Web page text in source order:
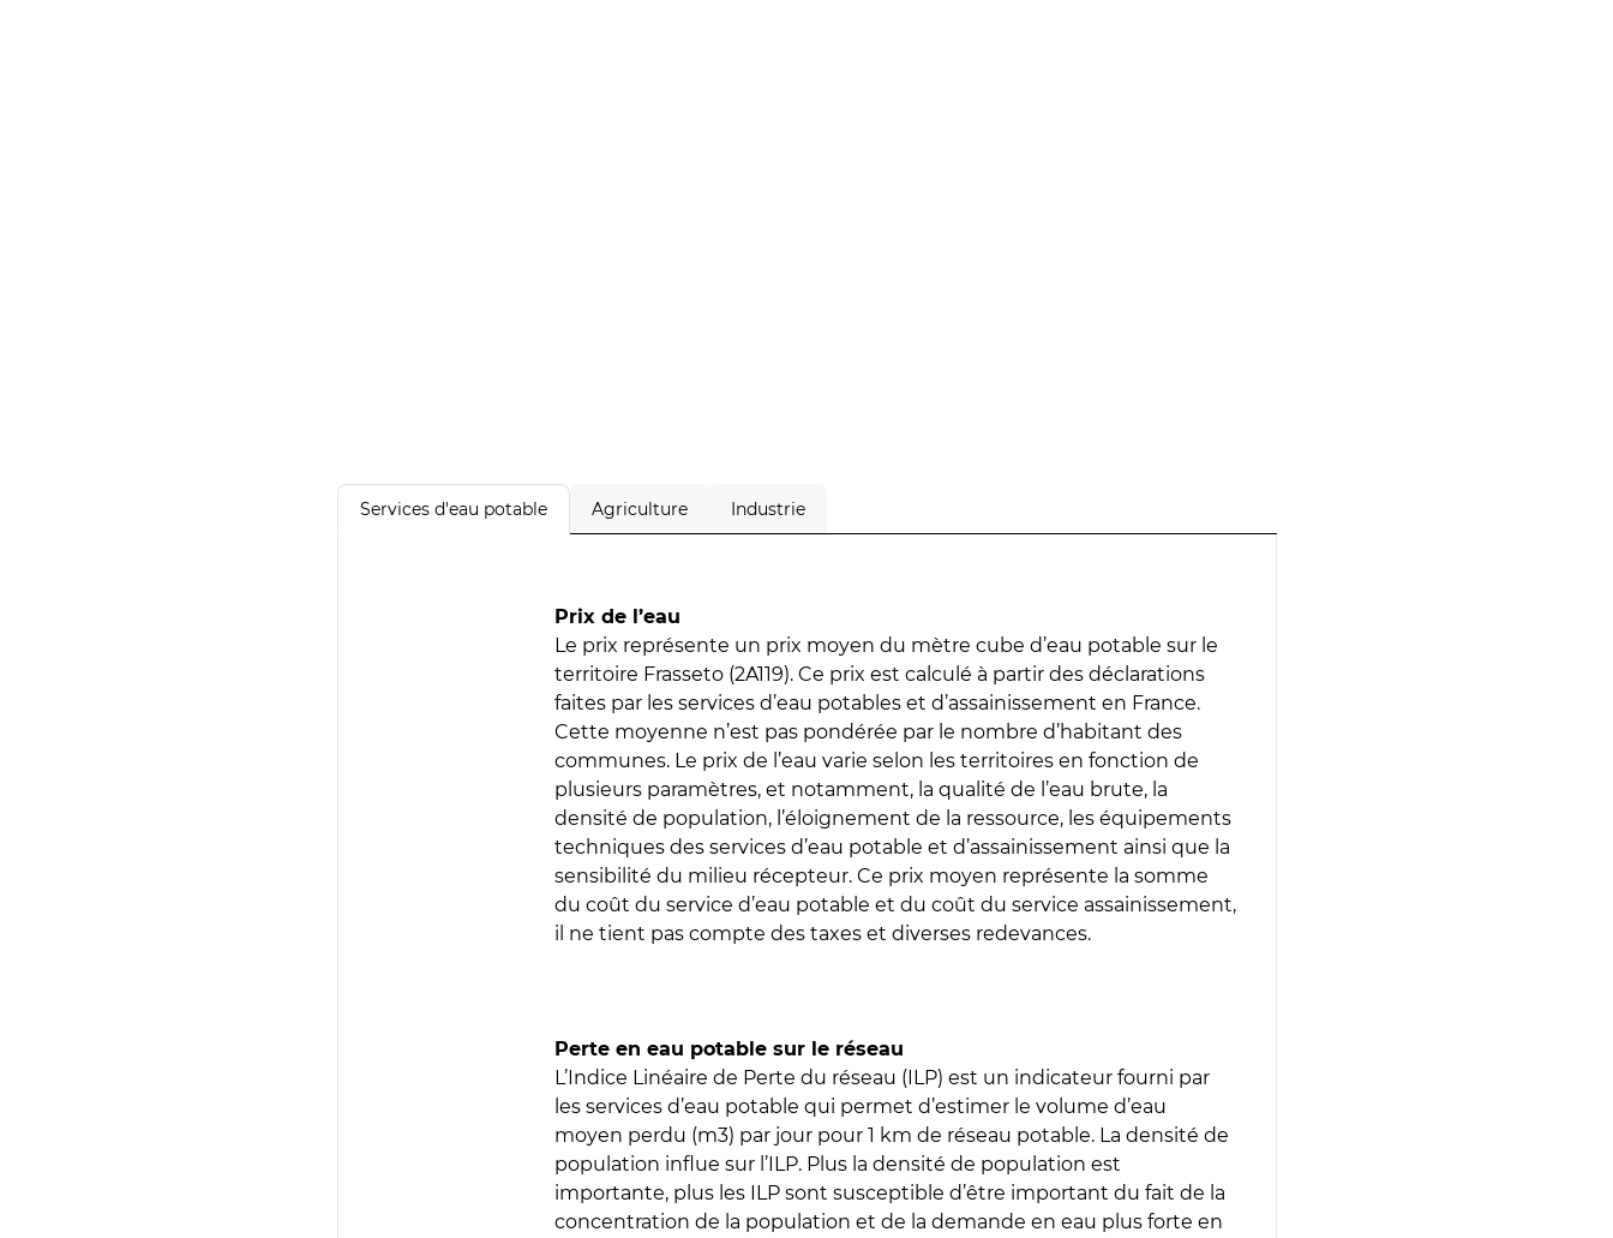
Services d'eau potable Agriculture Industrie
Prix de l’eau
Le prix représente un prix moyen du mètre cube d’eau potable sur le
territoire Frasseto (2A119). Ce prix est calculé à partir des déclarations
faites par les services d’eau potables et d’assainissement en France.
Cette moyenne n’est pas pondérée par le nombre d’habitant des
communes. Le prix de l’eau varie selon les territoires en fonction de
plusieurs paramètres, et notamment, la qualité de l’eau brute, la
densité de population, l’éloignement de la ressource, les équipements
techniques des services d’eau potable et d’assainissement ainsi que la
sensibilité du milieu récepteur. Ce prix moyen représente la somme
du coût du service d’eau potable et du coût du service assainissement,
il ne tient pas compte des taxes et diverses redevances.
Perte en eau potable sur le réseau
L’Indice Linéaire de Perte du réseau (ILP) est un indicateur fourni par
les services d’eau potable qui permet d’estimer le volume d’eau
moyen perdu (m3) par jour pour 1 km de réseau potable. La densité de
population influe sur l’ILP. Plus la densité de population est
importante, plus les ILP sont susceptible d’être important du fait de la
concentration de la population et de la demande en eau plus forte en